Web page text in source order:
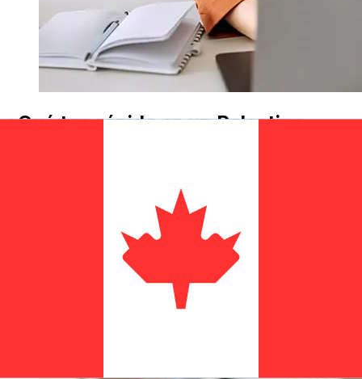
¿Qué tan rápido es un Palestine
Los tiempos de entrega para transferencias
internacionales con Palestine Islamic Bank de Israel a
Canadá varían según el método de pago y el momento
de la transacción. Normalmente, las transferencias
bancarias internacionales tardan entre 1 y 5 días
laborables. Factores como los festivos bancarios y los
controles de seguridad también pueden afectar la